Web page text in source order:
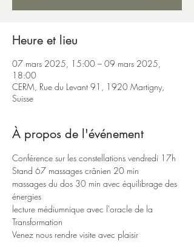
Heure et lieu
07 mars 2025, 15:00 – 09 mars 2025,
18:00
CERM, Rue du Levant 91, 1920 Martigny,
Suisse
À propos de l'événement
Conférence sur les constellations vendredi 17h
Stand 67 massages crânien 20 min
massages du dos 30 min avec équilibrage des
énergies
lecture médiumnique avec l'oracle de la
Transformation
Venez nous rendre visite avec plaisir